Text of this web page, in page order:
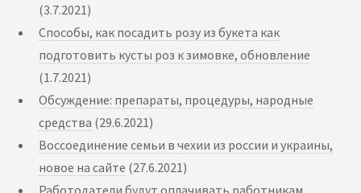
(3.7.2021)
Способы, как посадить розу из букета как
подготовить кусты роз к зимовке, обновление
(1.7.2021)
Обсуждение: препараты, процедуры, народные
средства (29.6.2021)
Воссоединение семьи в чехии из россии и украины,
новое на сайте (27.6.2021)
Работодатели будут оплачивать работникам